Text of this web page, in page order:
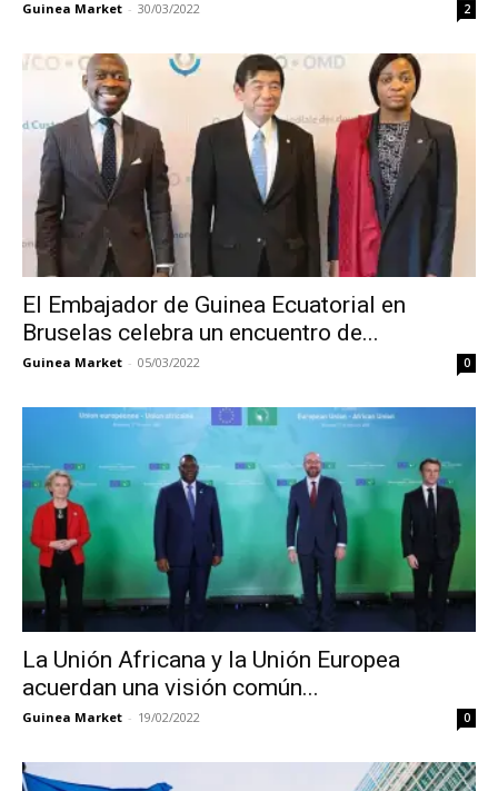
Guinea Market - 30/03/2022 2
El Embajador de Guinea Ecuatorial en
Bruselas celebra un encuentro de...
Guinea Market - 05/03/2022 0
La Unión Africana y la Unión Europea
acuerdan una visión común...
Guinea Market - 19/02/2022 0